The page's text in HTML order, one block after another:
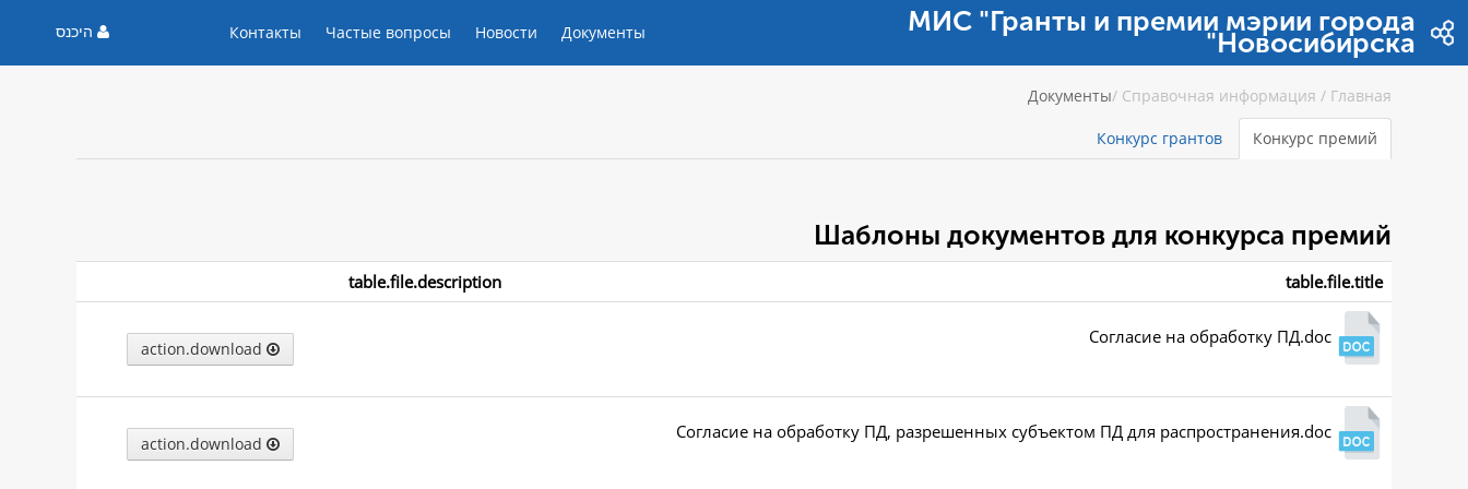
МИС "Гранты и премии мэрии города
Новосибирска"
Документы
Новости
Частые вопросы
Контакты היכנס
Главная
/
Справочная информация
/
Документы
Конкурс премий
Конкурс грантов
Шаблоны документов для конкурса премий
table.file.title
table.file.description
Согласие на обработку ПД.doc
Согласие на обработку ПД, разрешенных субъектом ПД для распространения.doc